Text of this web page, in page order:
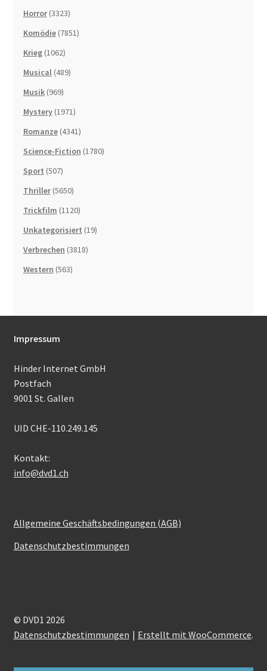
Horror (3323)
Komödie (7851)
Krieg (1062)
Musical (489)
Musik (969)
Mystery (1971)
Romanze (4341)
Science-Fiction (1780)
Sport (507)
Thriller (5650)
Trickfilm (1120)
Unkategorisiert (19)
Verbrechen (3818)
Western (563)
Impressum
Hinder Internet GmbH
Postfach
9001 St. Gallen
UID CHE-110.249.145
Kontakt:
info@dvd1.ch
Allgemeine Geschäftsbedingungen (AGB)
Datenschutzbestimmungen
© DVD1 2026
Datenschutzbestimmungen
Erstellt mit WooCommerce.